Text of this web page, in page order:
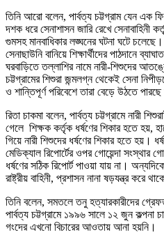
তিনি আরো বলেন, পার্বত্য চট্টগ্রাম যেন এক
দশক ধরে সেনাশাসন জারি রেখে সেনাবাহিনী
গুমসহ মানবাধিকার লঙ্ঘনের ঘটনা ঘটে
সেনাছাউনি বানিয়ে শিক্ষার্থীদের পাঠদানে
ঘরবাড়িতে তল্লাশির নামে নারী-শিশুদের
চট্টগ্রামের শিশুরা জন্মলগ্ন থেকেই সেনা
ও শান্তিপূর্ণ পরিবেশে তারা বেড়ে উঠতে পারছে
রিতা চাকমা বলেন, পার্বত্য চট্টগ্রামে নারী
গেলে শিক্ষক কর্তৃক ধর্ষণের শিকার হতে হয়,
গিয়ে নারী শিশুদের ধর্ষণের শিকার হতে হয়।
মেডিক্যাল রিপোর্টের ওপর গোয়েন্দা সংস্থার
ধর্ষণের সঠিক রিপোর্ট পাওয়া যায় না।
রাষ্ট্রীয় বাহিনী, প্রশাসন নানা ষড়যন্ত্র করে
তিনি বলেন, সমতলে তনু হত্যারকারীদের
পার্বত্য চট্টগ্রামে ১৯৯৬ সালে ১২ জুন
গংদের এখনো বিচারের আওতায় আনা হয়নি।